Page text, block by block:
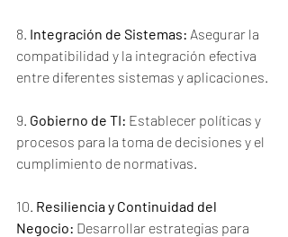
8. Integración de Sistemas: Asegurar la
compatibilidad y la integración efectiva
entre diferentes sistemas y aplicaciones.
9. Gobierno de TI: Establecer políticas y
procesos para la toma de decisiones y el
cumplimiento de normativas.
10. Resiliencia y Continuidad del
Negocio: Desarrollar estrategias para